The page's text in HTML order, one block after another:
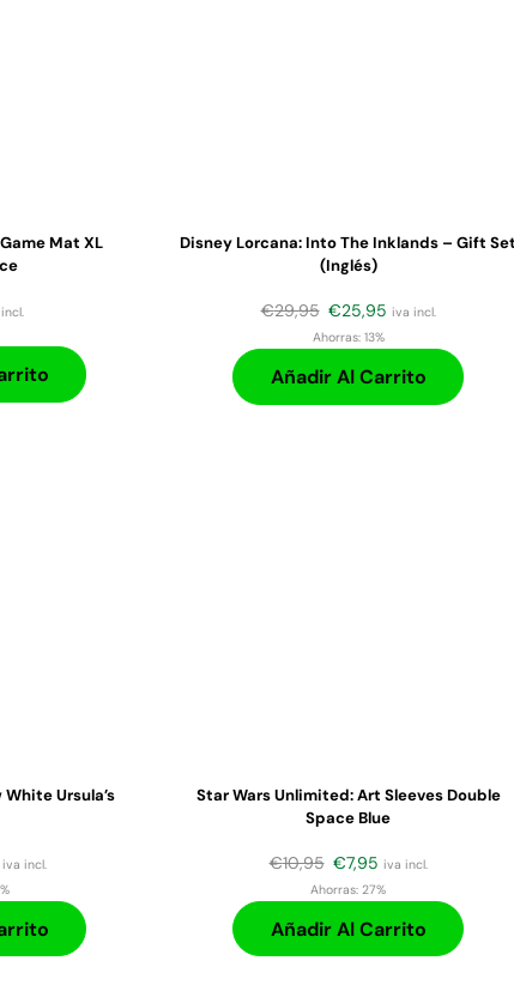
Mat XL
Disney Lorcana: Into The Inklands – Gift Set
(Inglés)
€29,95 €25,95 iva incl.
Ahorras:13%
Añadir Al Carrito
Ursula’s
iva incl.
Star Wars Unlimited: Art Sleeves Double
Space Blue
€10,95 €7,95 iva incl.
Ahorras: 27%
Añadir Al Carrito